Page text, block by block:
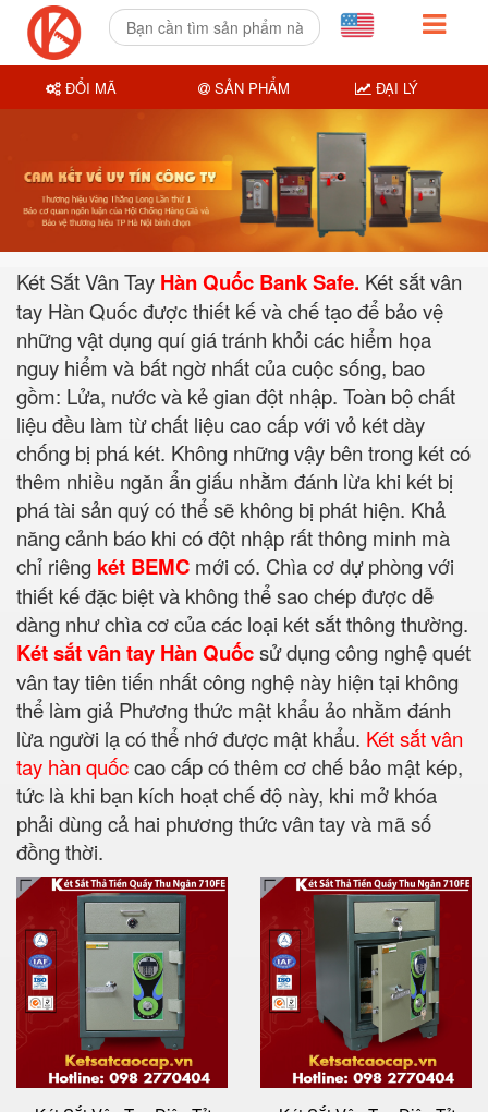
Két Sắt Vân Tay Hàn Quốc Bank Safe. Két sắt vân
tay Hàn Quốc được thiết kế và chế tạo để bảo vệ
những vật dụng quí giá tránh khỏi các hiểm họa
nguy hiểm và bất ngờ nhất của cuộc sống, bao
gồm: Lửa, nước và kẻ gian đột nhập. Toàn bộ chất
liệu đều làm từ chất liệu cao cấp với vỏ két dày
chống bị phá két. Không những vậy bên trong két có
thêm nhiều ngăn ẩn giấu nhằm đánh lừa khi két bị
phá tài sản quý có thể sẽ không bị phát hiện. Khả
năng cảnh báo khi có đột nhập rất thông minh mà
chỉ riêng két BEMC mới có. Chìa cơ dự phòng với
thiết kế đặc biệt và không thể sao chép được dễ
dàng như chìa cơ của các loại két sắt thông thường.
Két sắt vân tay Hàn Quốcsử dụng công nghệ quét
vân tay tiên tiến nhất công nghệ này hiện tại không
thể làm giả Phương thức mật khẩu ảo nhằm đánh
lừa người lạ có thể nhớ được mật khẩu. Két sắt vân
tay hàn quốccao cấp có thêm cơ chế bảo mật kép,
tức là khi bạn kích hoạt chế độ này, khi mở khóa
phải dùng cả hai phương thức vân tay và mã số
đồng thời.
ĐỔI MÃ SẢN PHẨM ĐẠI LÝ